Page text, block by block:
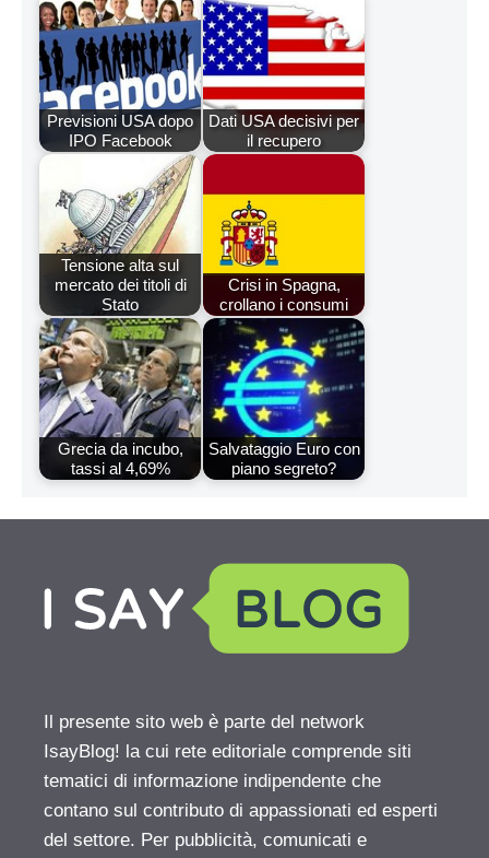
Previsioni USA dopo
IPO Facebook
Dati USA decisivi per
il recupero
Tensione alta sul
mercato dei titoli di
Stato
Crisi in Spagna,
crollano i consumi
Grecia da incubo,
tassi al 4,69%
Salvataggio Euro con
piano segreto?
Il presente sito web è parte del network
IsayBlog! la cui rete editoriale comprende siti
tematici di informazione indipendente che
contano sul contributo di appassionati ed esperti
del settore. Per pubblicità, comunicati e